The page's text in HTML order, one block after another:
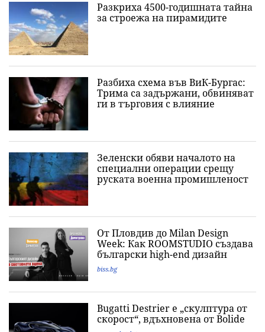
Разкриха 4500-годишната тайна
за строежа на пирамидите
Разбиха схема във ВиК-Бургас:
Трима са задържани, обвиняват
ги в търговия с влияние
Зеленски обяви началото на
специални операции срещу
руската военна промишленост
От Пловдив до Milan Design
Week: Как ROOMSTUDIO създава
български high-end дизайн
biss.bg
Bugatti Destrier е „скулптура от
скорост“, вдъхновена от Bolide